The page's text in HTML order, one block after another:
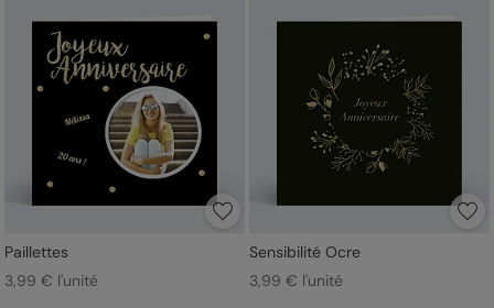
Paillettes
3,99 € l'unité
Sensibilité Ocre
3,99 € l'unité